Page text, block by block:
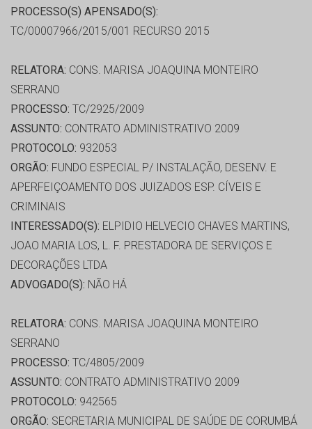
PROCESSO(S) APENSADO(S):
TC/00007966/2015/001 RECURSO 2015
RELATORA: CONS. MARISA JOAQUINA MONTEIRO
SERRANO
PROCESSO: TC/2925/2009
ASSUNTO: CONTRATO ADMINISTRATIVO 2009
PROTOCOLO: 932053
ORGÃO: FUNDO ESPECIAL P/ INSTALAÇÃO, DESENV. E
APERFEIÇOAMENTO DOS JUIZADOS ESP. CÍVEIS E
CRIMINAIS
INTERESSADO(S): ELPIDIO HELVECIO CHAVES MARTINS,
JOAO MARIA LOS, L. F. PRESTADORA DE SERVIÇOS E
DECORAÇÕES LTDA
ADVOGADO(S): NÃO HÁ
RELATORA: CONS. MARISA JOAQUINA MONTEIRO
SERRANO
PROCESSO: TC/4805/2009
ASSUNTO: CONTRATO ADMINISTRATIVO 2009
PROTOCOLO: 942565
ORGÃO: SECRETARIA MUNICIPAL DE SAÚDE DE CORUMBÁ